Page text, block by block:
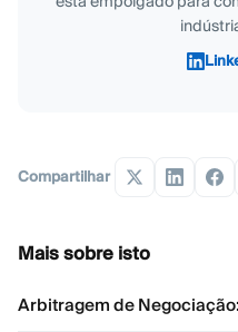
Compartilhar
Mais sobre isto
Arbitragem de